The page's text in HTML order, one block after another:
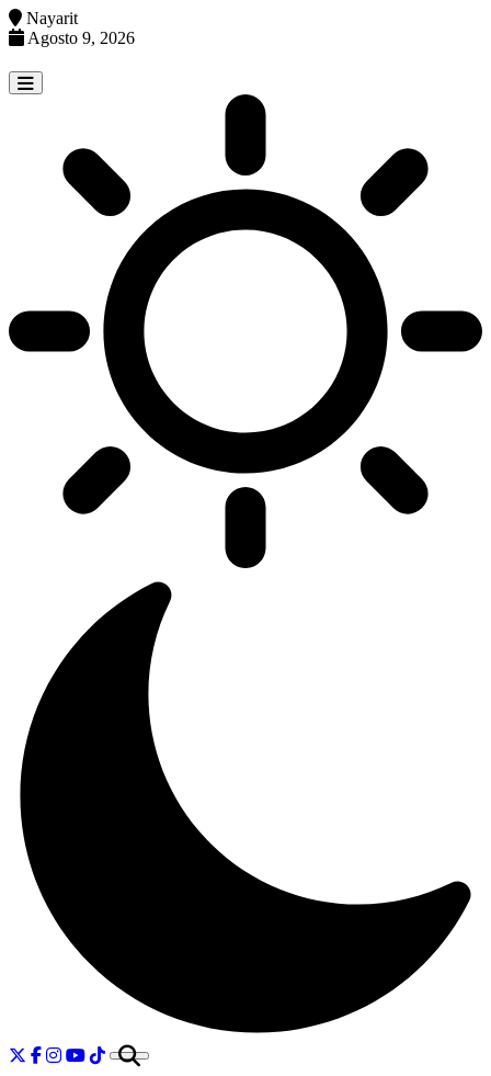
Nayarit
Agosto 9, 2026
to
content